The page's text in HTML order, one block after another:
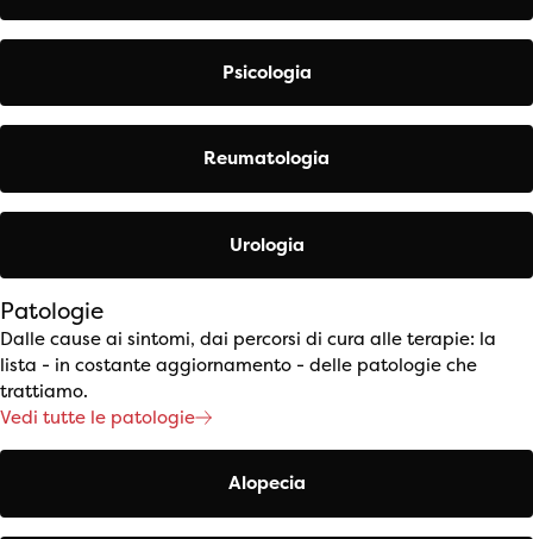
Psicologia
Reumatologia
Urologia
Patologie
Dalle cause ai sintomi, dai percorsi di cura alle terapie: la
lista - in costante aggiornamento - delle patologie che
trattiamo.
Vedi tutte le patologie
Alopecia